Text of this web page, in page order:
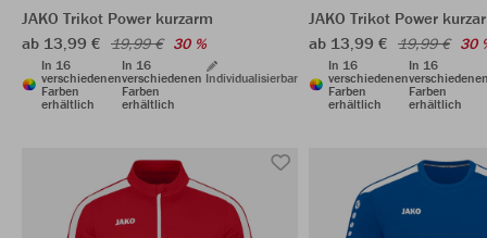
JAKO Trikot Power kurzarm
ab 13,99 € 19,99 € 30 %
In 16
verschiedenen
Farben
erhältlich
In 16
verschiedenen
Farben
erhältlich
Individualisierbar
JAKO Trikot Power
ab 13,99 € 19,99 € 30
In 16
verschiedenen
Farben
erhältlich
In 16
Farben
erhältlich